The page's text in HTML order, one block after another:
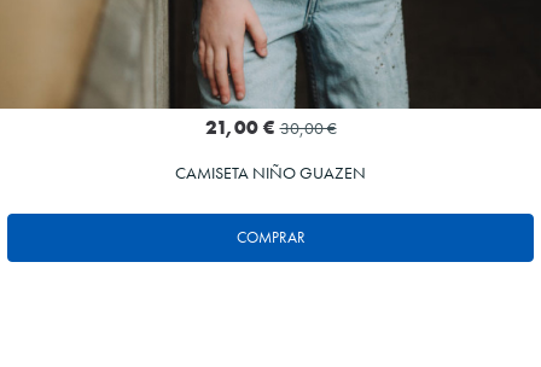
COMPRAR
21,00 € 30,00 €
CAMISETA NIÑO GUAZEN